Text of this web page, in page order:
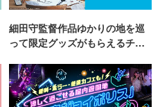
細田守監督作品ゆかりの地を巡
って限定グッズがもらえるチャ